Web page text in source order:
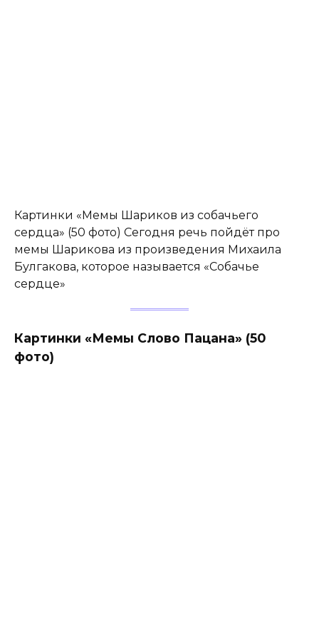
Картинки «Мемы Шариков из собачьего
сердца» (50 фото) Сегодня речь пойдёт про
мемы Шарикова из произведения Михаила
Булгакова, которое называется «Собачье
сердце»
Картинки «Мемы Слово Пацана» (50
фото)